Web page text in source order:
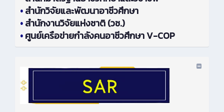
•สำนักวิจัยและพัฒนาอาชีวศึกษา
•สำนักงานวิจัยแห่งชาติ (วช.)
•ศูนย์เครือข่ายกำลังคนอาชีวศึกษา V-COP